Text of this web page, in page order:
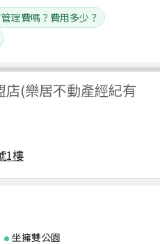
店(樂居不動產經紀有
1樓
理費嗎？費用多少？
坐擁雙公園